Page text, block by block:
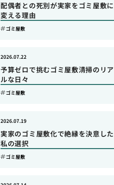
配偶者との死別が実家をゴミ屋敷に
変える理由
ゴミ屋敷
予算ゼロで挑むゴミ屋敷清掃のリア
ルな日々
2026.07.22
ゴミ屋敷
実家のゴミ屋敷化で絶縁を決意した
私の選択
2026.07.19
ゴミ屋敷